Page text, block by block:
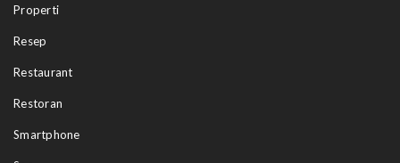
Properti
Resep
Restaurant
Restoran
Smartphone